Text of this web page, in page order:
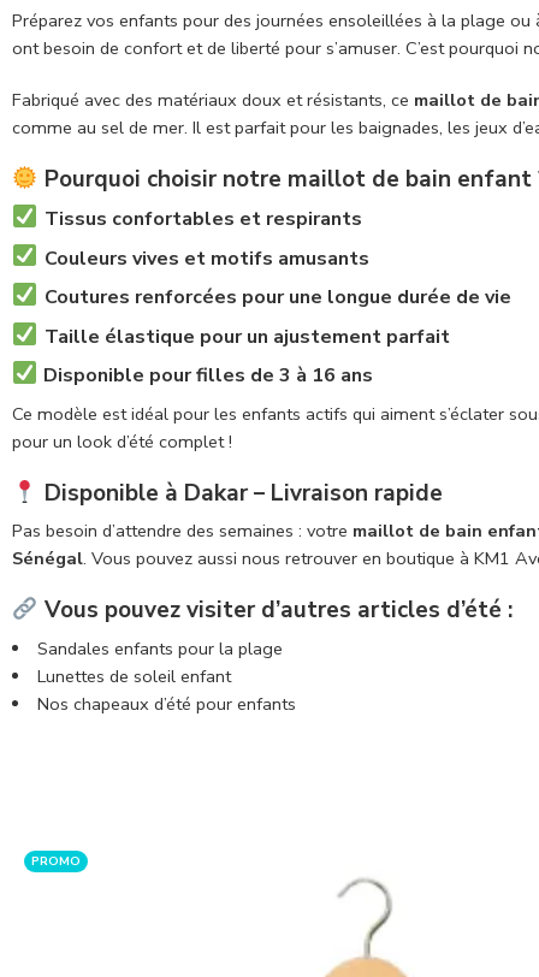
Préparez vos enfants pour des journées ensoleillées à la plage
ont besoin de confort et de liberté pour s’amuser. C’est
Fabriqué avec des matériaux doux et résistants, ce maillot de
comme au sel de mer. Il est parfait pour les baignades, les jeux
Pourquoi choisir notre maillot de bain enfant
Tissus confortables et respirants
Couleurs vives et motifs amusants
Coutures renforcées pour une longue durée de vie
Taille élastique pour un ajustement parfait
Disponible pour filles de 3 à 16 ans
Ce modèle est idéal pour les enfants actifs qui aiment s’éclater
pour un look d’été complet !
Disponible à Dakar – Livraison rapide
Pas besoin d’attendre des semaines : votre maillot de bain
Sénégal. Vous pouvez aussi nous retrouver en boutique à KM1
Vous pouvez visiter d’autres articles d’été :
Sandales enfants pour la plage
Lunettes de soleil enfant
Nos chapeaux d’été pour enfants
PROMO